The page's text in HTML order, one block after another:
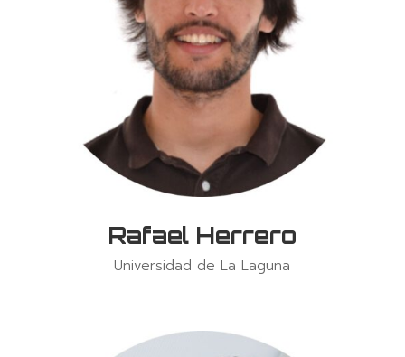
Rafael Herrero
Universidad de La Laguna